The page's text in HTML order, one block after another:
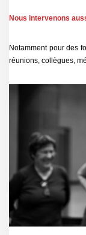
Nous intervenons
Notamment pour des
réunions, collègues,